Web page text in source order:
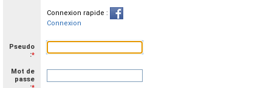
Connexion rapide :
Connexion
Pseudo
:*
Mot de
passe